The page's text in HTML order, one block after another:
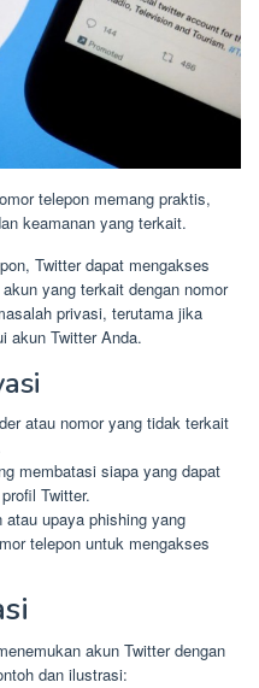
telepon memang praktis,
keamanan yang terkait.
Twitter dapat mengakses
yang terkait dengan nomor
privasi, terutama jika
akun Twitter Anda.
atau nomor yang tidak terkait
membatasi siapa yang dapat
Twitter.
atau upaya phishing yang
telepon untuk mengakses
akun Twitter dengan
dan ilustrasi: